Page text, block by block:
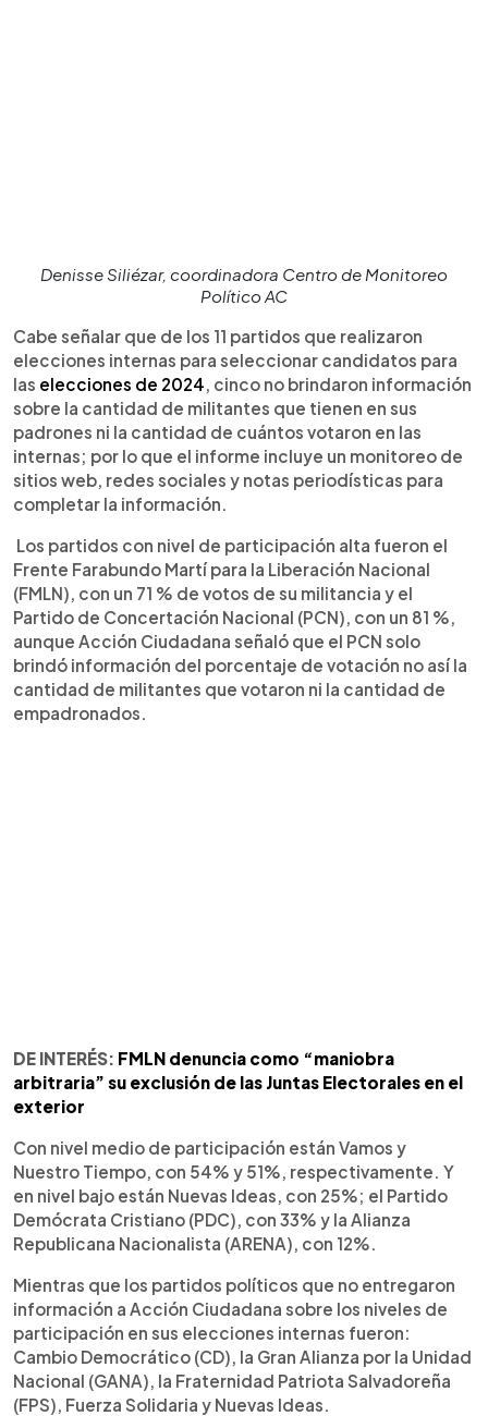
Denisse Siliézar, coordinadora Centro de Monitoreo
Político AC
Cabe señalar que de los 11 partidos que realizaron
elecciones internas para seleccionar candidatos para
las elecciones de 2024, cinco no brindaron información
sobre la cantidad de militantes que tienen en sus
padrones ni la cantidad de cuántos votaron en las
internas; por lo que el informe incluye un monitoreo de
sitios web, redes sociales y notas periodísticas para
completar la información.
Los partidos con nivel de participación alta fueron el
Frente Farabundo Martí para la Liberación Nacional
(FMLN), con un 71 % de votos de su militancia y el
Partido de Concertación Nacional (PCN), con un 81 %,
aunque Acción Ciudadana señaló que el PCN solo
brindó información del porcentaje de votación no así la
cantidad de militantes que votaron ni la cantidad de
empadronados.
DE INTERÉS: FMLN denuncia como “maniobra
arbitraria” su exclusión de las Juntas Electorales en el
exterior
Con nivel medio de participación están Vamos y
Nuestro Tiempo, con 54% y 51%, respectivamente. Y
en nivel bajo están Nuevas Ideas, con 25%; el Partido
Demócrata Cristiano (PDC), con 33% y la Alianza
Republicana Nacionalista (ARENA), con 12%.
Mientras que los partidos políticos que no entregaron
información a Acción Ciudadana sobre los niveles de
participación en sus elecciones internas fueron:
Cambio Democrático (CD), la Gran Alianza por la Unidad
Nacional (GANA), la Fraternidad Patriota Salvadoreña
(FPS), Fuerza Solidaria y Nuevas Ideas.